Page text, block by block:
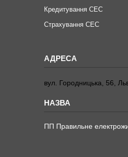
Кредитування СЕС
Страхування СЕС
вул. Городницька, 56,
ПП Правильне